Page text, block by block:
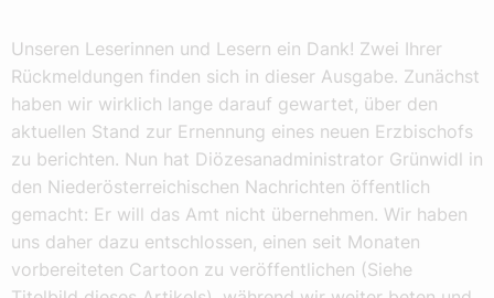
Unseren Leserinnen und Lesern ein Dank! Zwei Ihrer
Rückmeldungen finden sich in dieser Ausgabe. Zunächst
haben wir wirklich lange darauf gewartet, über den
aktuellen Stand zur Ernennung eines neuen Erzbischofs
zu berichten. Nun hat Diözesanadministrator Grünwidl in
den Niederösterreichischen Nachrichten öffentlich
gemacht: Er will das Amt nicht übernehmen. Wir haben
uns daher dazu entschlossen, einen seit Monaten
vorbereiteten Cartoon zu veröffentlichen (Siehe